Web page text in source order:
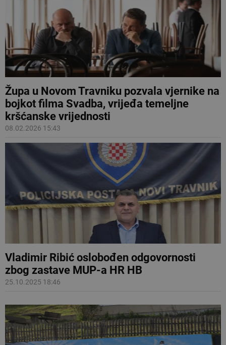
Župa u Novom Travniku pozvala vjernike na
bojkot filma Svadba, vrijeđa temeljne
kršćanske vrijednosti
08.02.2026 15:43
Vladimir Ribić oslobođen odgovornosti
zbog zastave MUP-a HR HB
25.10.2025 18:46